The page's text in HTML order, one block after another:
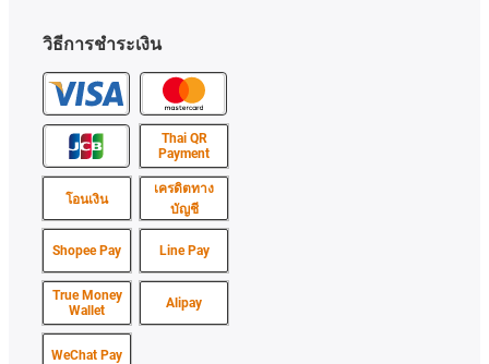
วิธีการชำระเงิน
Thai QR
Payment
โอนเงิน
เครดิตทาง
บัญชี
Shopee Pay Line Pay
True Money
Wallet
Alipay
WeChat Pay